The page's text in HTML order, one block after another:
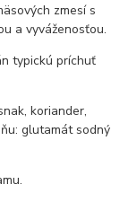
zmesí s
a vyváženosťou.
typickú príchuť
koriander,
glutamát sodný